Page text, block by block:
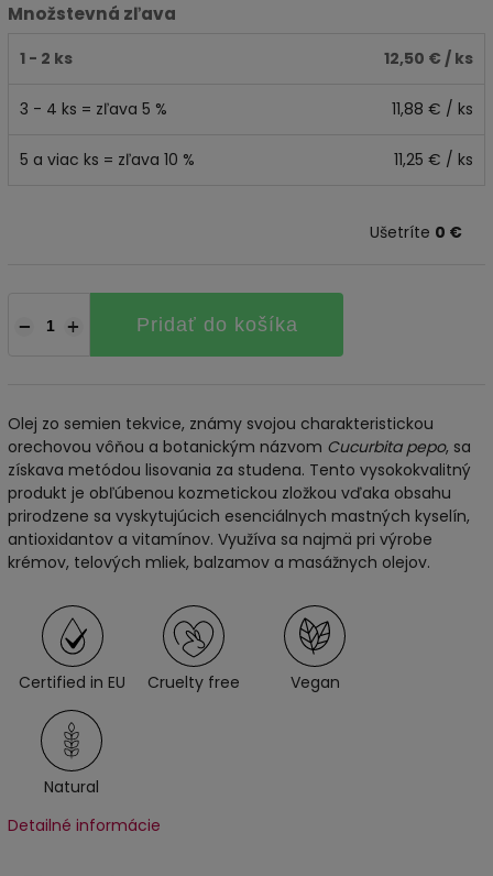
Množstevná zľava
1 - 2 ks 12,50 € / ks
3 - 4 ks = zľava 5 % 11,88 € / ks
5 a viac ks = zľava 10 % 11,25 € / ks
Ušetríte 0 €
+
− Pridať do košíka
Olej zo semien tekvice, známy svojou charakteristickou
orechovou vôňou a botanickým názvom Cucurbita pepo, sa
získava metódou lisovania za studena. Tento vysokokvalitný
produkt je obľúbenou kozmetickou zložkou vďaka obsahu
prirodzene sa vyskytujúcich esenciálnych mastných kyselín,
antioxidantov a vitamínov. Využíva sa najmä pri výrobe
krémov, telových mliek, balzamov a masážnych olejov.
Certified in EU Cruelty free Vegan
Natural
Detailné informácie